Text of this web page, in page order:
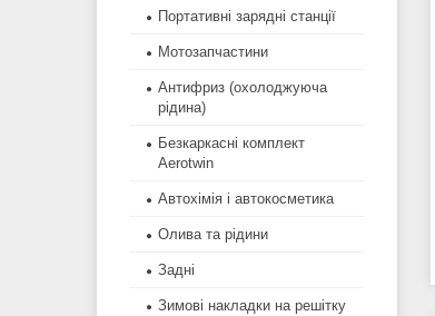
Портативні зарядні станції
Мотозапчастини
Антифриз (охолоджуюча
рідина)
Безкаркасні комплект
Aerotwin
Автохімія і автокосметика
Олива та рідини
Задні
Зимові накладки на решітку